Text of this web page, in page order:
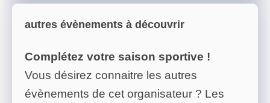
autres évènements à découvrir
Complétez votre saison sportive !
Vous désirez connaitre les autres
évènements de cet organisateur ? Les